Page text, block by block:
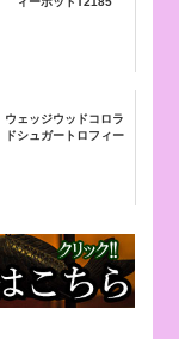
ウェッジウッドコロラ
ドシュガートロフィー